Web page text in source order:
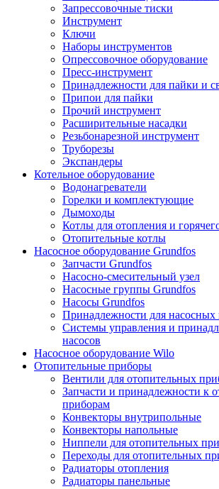
Запрессовочные тиски
Инструмент
Ключи
Наборы инструментов
Опрессовочное оборудование
Пресс-инструмент
Принадлежности для пайки и
Припои для пайки
Прочий инструмент
Расширительные насадки
Резьбонарезной инструмент
Труборезы
Экспандеры
Котельное оборудование
Водонагреватели
Горелки и комплектующие
Дымоходы
Котлы для отопления и
Отопительные котлы
Насосное оборудование Grundfos
Запчасти Grundfos
Насосно-смесительный узел
Насосные группы Grundfos
Насосы Grundfos
Принадлежности для насосных
Системы управления и
насосов
Насосное оборудование Wilo
Отопительные приборы
Вентили для отопительных
Запчасти и принадлежности к
приборам
Конвекторы внутрипольные
Конвекторы напольные
Ниппели для отопительных
Переходы для отопительных
Радиаторы отопления
Радиаторы панельные